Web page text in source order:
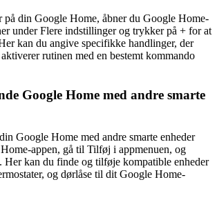
på din Google Home, åbner du Google Home-
under Flere indstillinger og trykker på + for at
kan du angive specifikke handlinger, der
rutinen med en bestemt kommando
Google Home med andre smarte
Google Home med andre smarte enheder
appen, gå til Tilføj i appmenuen, og
kan du finde og tilføje kompatible enheder
og dørlåse til dit Google Home-